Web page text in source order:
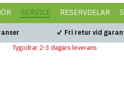
SERVICE RESERVDELAR
Fri retur vid
Tygodrar 2-3 dagars leverans